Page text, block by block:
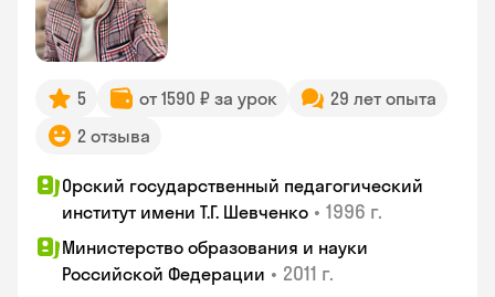
5 от 1590 ₽ за урок
29 лет опыта
2 отзыва
Орский государственный педагогический
институт имени Т.Г. Шевченко • 1996 г.
Министерство образования и науки
Российской Федерации • 2011 г.